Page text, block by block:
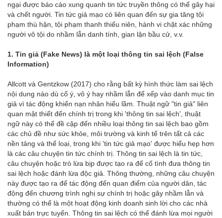
ngại được báo cáo xung quanh tin tức truyền thông có thể gây hại
và chết người. Tin tức giả mạo có liên quan đến sự gia tăng tội
phạm thù hận, tội phạm thanh thiếu niên, hành vi chặt xác những
người vô tội do nhầm lẫn danh tính, gian lận bầu cử, v.v.
1. Tin giả (Fake News) là một loại thông tin sai lệch (False
Information)
Allcott và Gentzkow (2017) cho rằng bất kỳ hình thức làm sai lệch
nội dung nào dù cố ý, vô ý hay nhầm lẫn để xếp vào danh mục tin
giả vì tác động khiến nạn nhân hiểu lầm. Thuật ngữ "tin giả" liên
quan mật thiết đến chính trị trong khi 'thông tin sai lệch', thuật
ngữ này có thể đề cập đến nhiều loại thông tin sai lệch bao gồm
các chủ đề như sức khỏe, môi trường và kinh tế trên tất cả các
nền tảng và thể loại, trong khi 'tin tức giả mạo' được hiểu hẹp hơn
là các câu chuyện tin tức chính trị. Thông tin sai lệch là tin tức,
câu chuyện hoặc trò lừa bịp được tạo ra để cố tình đưa thông tin
sai lệch hoặc đánh lừa độc giả. Thông thường, những câu chuyện
này được tạo ra để tác động đến quan điểm của người dân, tác
động đến chương trình nghị sự chính trị hoặc gây nhầm lẫn và
thường có thể là một hoạt động kinh doanh sinh lời cho các nhà
xuất bản trực tuyến. Thông tin sai lệch có thể đánh lừa mọi người